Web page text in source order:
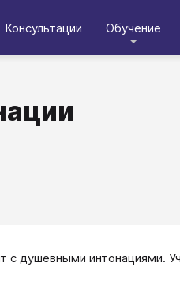
Консультации Обучение
душевными интонациями.